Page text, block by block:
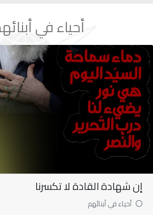
أحياء في أبنائهم
إن شهادة القادة لا تكسرنا
أحياء في أبنائهم